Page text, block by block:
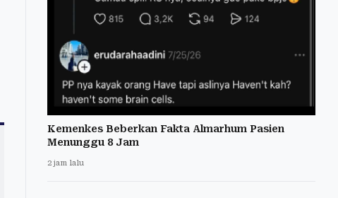
Kemenkes Beberkan Fakta Almarhum Pasien
Menunggu 8 Jam
2 jam lalu